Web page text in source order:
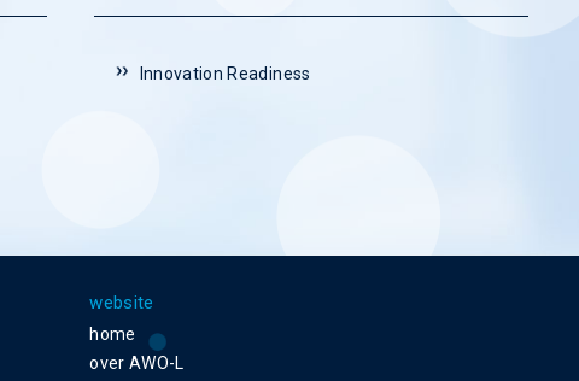
Innovation Readiness
website
home
over AWO-L